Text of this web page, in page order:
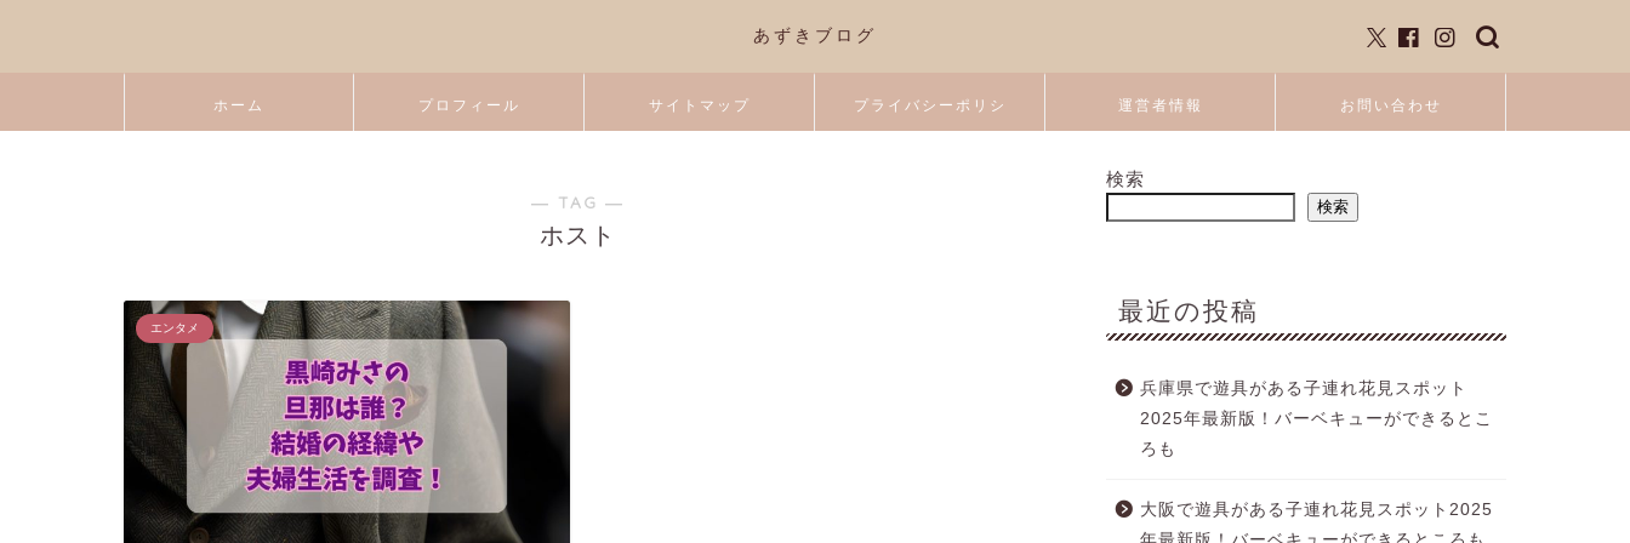
あずきブログ
ホーム プロフィール サイトマップ
プライバシーポリシ
ー
運営者情報 お問い合わせ
― TAG ―
ホスト
エンタメ
検索
検索
最近の投稿
兵庫県で遊具がある子連れ花見スポット
2025年最新版！バーベキューができるとこ
ろも
大阪で遊具がある子連れ花見スポット2025